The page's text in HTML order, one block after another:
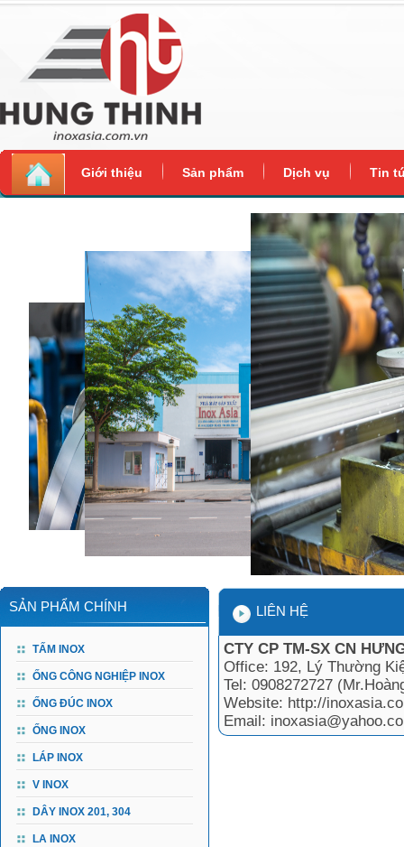
Giới thiệu Sản phẩm Dịch vụ Tin
SẢN PHẨM CHÍNH
TẤM INOX
ỐNG CÔNG NGHIỆP INOX
ỐNG ĐÚC INOX
ỐNG INOX
LÁP INOX
V INOX
DÂY INOX 201, 304
LA INOX
LIÊN HỆ
CTY CP TM-SX CN
Office: 192, Lý Thường
Tel: 0908272727
Website: http://
Email: